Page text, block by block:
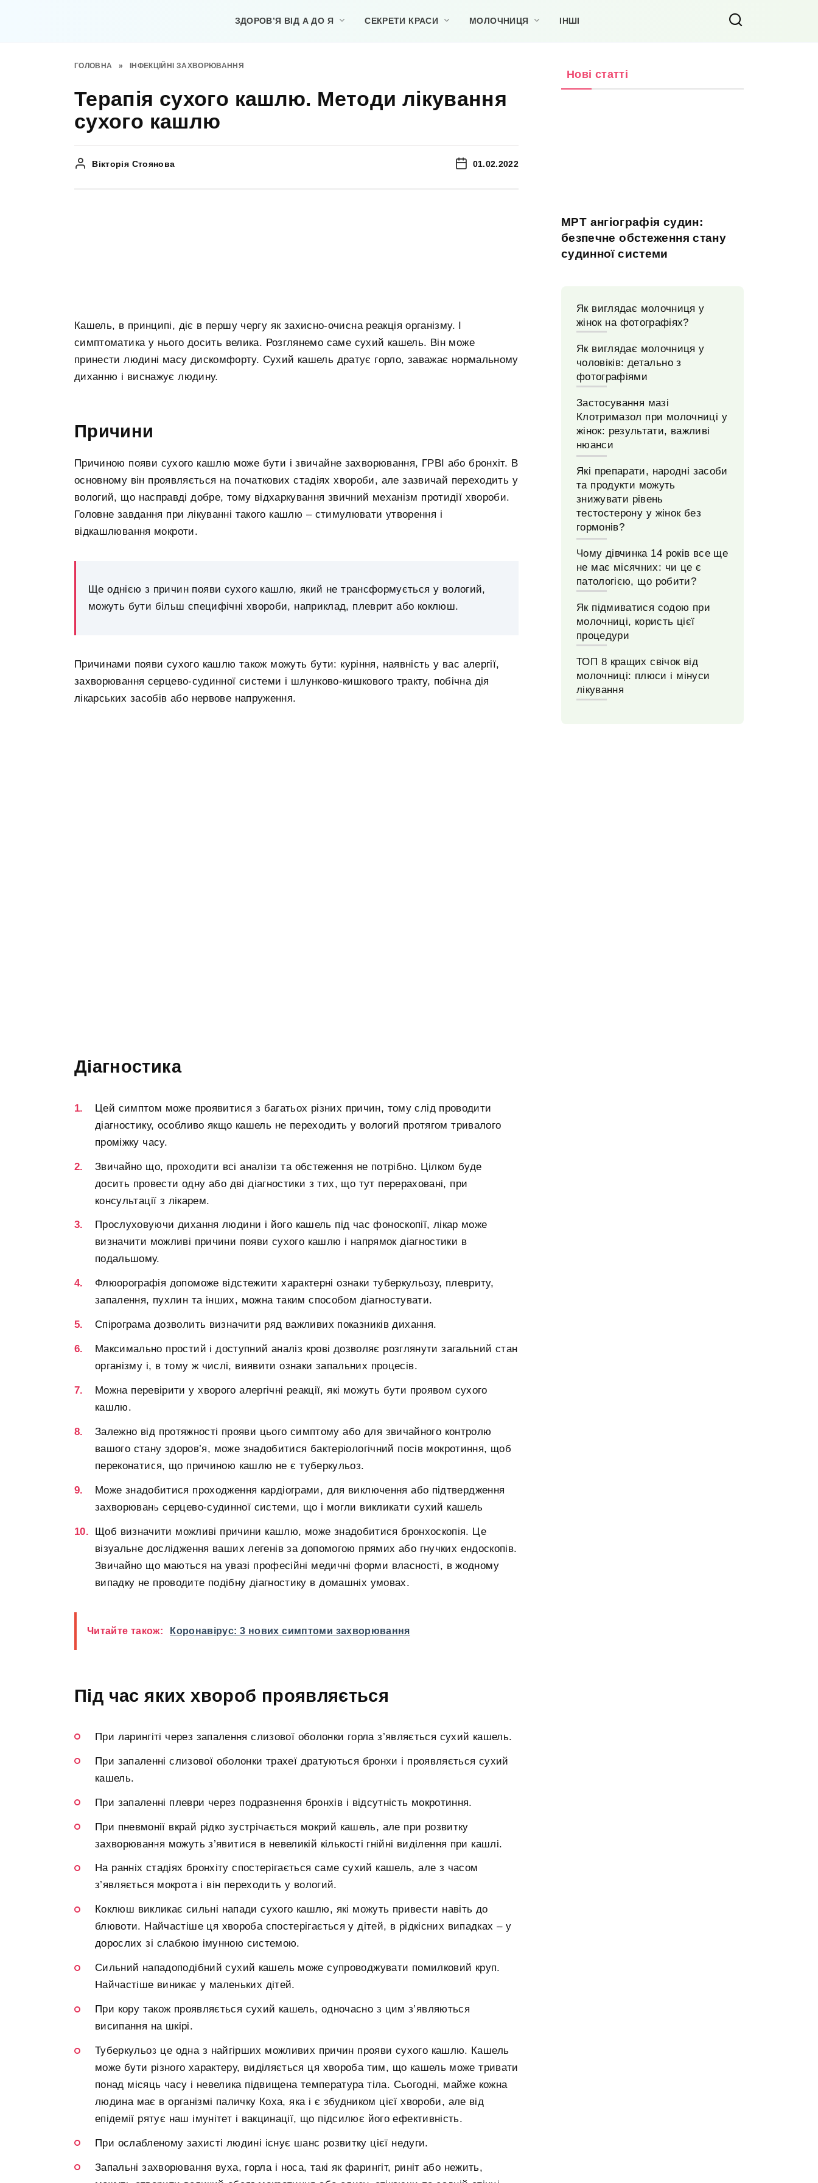
ЗДОРОВ’Я ВІД А ДО Я СЕКРЕТИ КРАСИ МОЛОЧНИЦЯ ІНШІ
ГОЛОВНА » ІНФЕКЦІЙНІ ЗАХВОРЮВАННЯ
Терапія сухого кашлю. Методи лікування
сухого кашлю
Вікторія Стоянова 01.02.2022
Кашель, в принципі, діє в першу чергу як захисно-очисна реакція організму. І
симптоматика у нього досить велика. Розглянемо саме сухий кашель. Він може
принести людині масу дискомфорту. Сухий кашель дратує горло, заважає нормальному
диханню і виснажує людину.
Причини
Причиною появи сухого кашлю може бути і звичайне захворювання, ГРВІ або бронхіт. В
основному він проявляється на початкових стадіях хвороби, але зазвичай переходить у
вологий, що насправді добре, тому відхаркування звичний механізм протидії хвороби.
Головне завдання при лікуванні такого кашлю – стимулювати утворення і
відкашлювання мокроти.
Ще однією з причин появи сухого кашлю, який не трансформується у вологий,
можуть бути більш специфічні хвороби, наприклад, плеврит або коклюш.
Причинами появи сухого кашлю також можуть бути: куріння, наявність у вас алергії,
захворювання серцево-судинної системи і шлунково-кишкового тракту, побічна дія
лікарських засобів або нервове напруження.
Діагностика
Цей симптом може проявитися з багатьох різних причин, тому слід проводити
діагностику, особливо якщо кашель не переходить у вологий протягом тривалого
проміжку часу.
Звичайно що, проходити всі аналізи та обстеження не потрібно. Цілком буде
досить провести одну або дві діагностики з тих, що тут перераховані, при
консультації з лікарем.
Прослуховуючи дихання людини і його кашель під час фоноскопії, лікар може
визначити можливі причини появи сухого кашлю і напрямок діагностики в
подальшому.
Флюорографія допоможе відстежити характерні ознаки туберкульозу, плевриту,
запалення, пухлин та інших, можна таким способом діагностувати.
Спірограма дозволить визначити ряд важливих показників дихання.
Максимально простий і доступний аналіз крові дозволяє розглянути загальний стан
організму і, в тому ж числі, виявити ознаки запальних процесів.
Можна перевірити у хворого алергічні реакції, які можуть бути проявом сухого
кашлю.
Залежно від протяжності прояви цього симптому або для звичайного контролю
вашого стану здоров’я, може знадобитися бактеріологічний посів мокротиння, щоб
переконатися, що причиною кашлю не є туберкульоз.
Може знадобитися проходження кардіограми, для виключення або підтвердження
захворювань серцево-судинної системи, що і могли викликати сухий кашель
Щоб визначити можливі причини кашлю, може знадобитися бронхоскопія. Це
візуальне дослідження ваших легенів за допомогою прямих або гнучких ендоскопів.
Звичайно що маються на увазі професійні медичні форми власності, в жодному
випадку не проводите подібну діагностику в домашніх умовах.
Читайте також: Коронавірус: 3 нових симптоми захворювання
Під час яких хвороб проявляється
При ларингіті через запалення слизової оболонки горла з’являється сухий кашель.
При запаленні слизової оболонки трахеї дратуються бронхи і проявляється сухий
кашель.
При запаленні плеври через подразнення бронхів і відсутність мокротиння.
При пневмонії вкрай рідко зустрічається мокрий кашель, але при розвитку
захворювання можуть з’явитися в невеликій кількості гнійні виділення при кашлі.
На ранніх стадіях бронхіту спостерігається саме сухий кашель, але з часом
з’являється мокрота і він переходить у вологий.
Коклюш викликає сильні напади сухого кашлю, які можуть привести навіть до
блювоти. Найчастіше ця хвороба спостерігається у дітей, в рідкісних випадках – у
дорослих зі слабкою імунною системою.
Сильний нападоподібний сухий кашель може супроводжувати помилковий круп.
Найчастіше виникає у маленьких дітей.
При кору також проявляється сухий кашель, одночасно з цим з’являються
висипання на шкірі.
Туберкульоз це одна з найгірших можливих причин прояви сухого кашлю. Кашель
може бути різного характеру, виділяється ця хвороба тим, що кашель може тривати
понад місяць часу і невелика підвищена температура тіла. Сьогодні, майже кожна
людина має в організмі паличку Коха, яка і є збудником цієї хвороби, але від
епідемії рятує наш імунітет і вакцинації, що підсилює його ефективність.
При ослабленому захисті людині існує шанс розвитку цієї недуги.
Запальні захворювання вуха, горла і носа, такі як фарингіт, риніт або нежить,
Нові статті
МРТ ангіографія судин:
безпечне обстеження стану
судинної системи
Як виглядає молочниця у
жінок на фотографіях?
Як виглядає молочниця у
чоловіків: детально з
фотографіями
Застосування мазі
Клотримазол при молочниці у
жінок: результати, важливі
нюанси
Які препарати, народні засоби
та продукти можуть
знижувати рівень
тестостерону у жінок без
гормонів?
Чому дівчинка 14 років все ще
не має місячних: чи це є
патологією, що робити?
Як підмиватися содою при
молочниці, користь цієї
процедури
ТОП 8 кращих свічок від
молочниці: плюси і мінуси
лікування